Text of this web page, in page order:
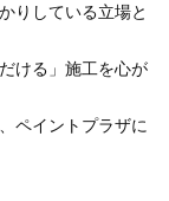
りしている立場と
ける」施工を心が
ペイントプラザに